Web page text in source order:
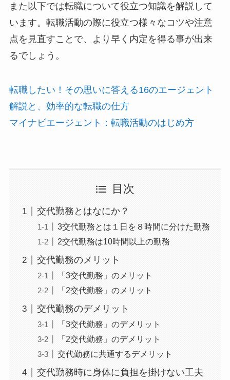
また以下では転職について役立つ知識を解説して
います。転職活動の際に役立つ様々なコツや注意
点を見直すことで、より早く内定を得る事が出来
るでしょう。
転職したい！その思いに答える16のエージェント
解説と、効率的な転職の仕方
マイナビエージェント：転職活動のはじめ方
目次
交代勤務とはなにか？
3交代勤務とは１日を８時間に分けた勤務
2交代勤務は10時間以上の勤務
交代勤務のメリット
「3交代勤務」のメリット
「2交代勤務」のメリット
交代勤務のデメリット
「3交代勤務」のデメリット
「2交代勤務」のデメリット
交代勤務に共通するデメリット
交代勤務時に身体に負担を掛けない工夫